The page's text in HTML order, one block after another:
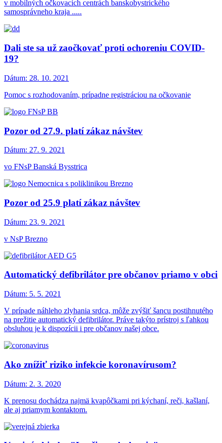
v mobilných očkovacích centrách banskobystrického
samosprávneho kraja .....
Dali ste sa už zaočkovať proti ochoreniu COVID-
19?
Dátum: 28. 10. 2021
Pomoc s rozhodovaním, prípadne registráciou na očkovanie
Pozor od 27.9. platí zákaz návštev
Dátum: 27. 9. 2021
vo FNsP Banská Bysstrica
Pozor od 25.9 platí zákaz návštev
Dátum: 23. 9. 2021
v NsP Brezno
Automatický defibrilátor pre občanov priamo v obci
Dátum: 5. 5. 2021
V prípade náhleho zlyhania srdca, môže zvýšiť šancu postihnutého
na prežitie automatický defibrilátor. Práve takýto prístroj s ľahkou
obsluhou je k dispozícii i pre občanov našej obce.
Ako znížiť riziko infekcie koronavírusom?
Dátum: 2. 3. 2020
K prenosu dochádza najmä kvapôčkami pri kýchaní, reči, kašlaní,
ale aj priamym kontaktom.